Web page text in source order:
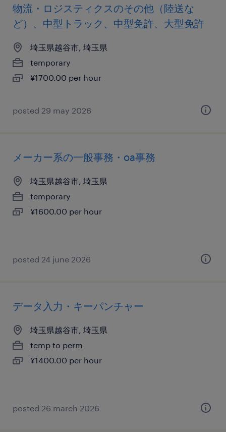
物流・ロジスティクスのその他（陸送な
ど）、中型トラック、中型免許、大型免許
埼玉県越谷市, 埼玉県
temporary
¥1700.00 per hour
posted 29 may 2026
メーカー系の一般事務・oa事務
埼玉県越谷市, 埼玉県
temporary
¥1600.00 per hour
posted 24 june 2026
データ入力・キーパンチャー
埼玉県越谷市, 埼玉県
temp to perm
¥1400.00 per hour
posted 26 march 2026